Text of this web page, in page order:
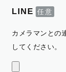
LINE
カメラマンとの
してください。